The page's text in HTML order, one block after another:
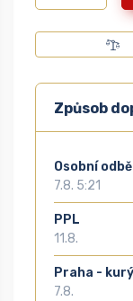
Způsob
Osobní
7.8. 5:21
PPL
11.8.
Praha -
7.8.